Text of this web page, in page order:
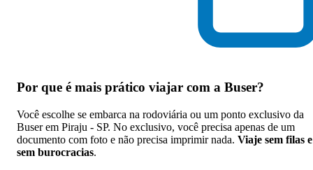
Por que é mais prático viajar com a Buser?
Você escolhe se embarca na rodoviária ou um ponto exclusivo da
Buser em Piraju - SP. No exclusivo, você precisa apenas de um
documento com foto e não precisa imprimir nada. Viaje sem filas e
sem burocracias.